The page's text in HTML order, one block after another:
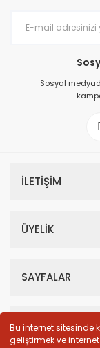
Bu internet sitesinde
geliştirmek ve
Sosyal
İLETİŞİM
ÜYELİK
SAYFALAR
HESABIM